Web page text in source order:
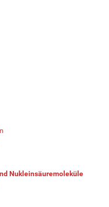
Nukleinsäuremoleküle